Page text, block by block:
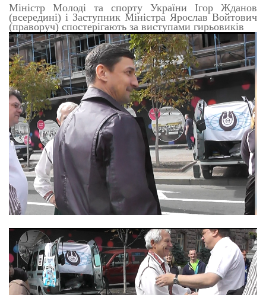
Міністр Молоді та спорту України Ігор Жданов
(всередині) і Заступник Міністра Ярослав Войтович
(праворуч) спостерігають за виступами гирьовиків